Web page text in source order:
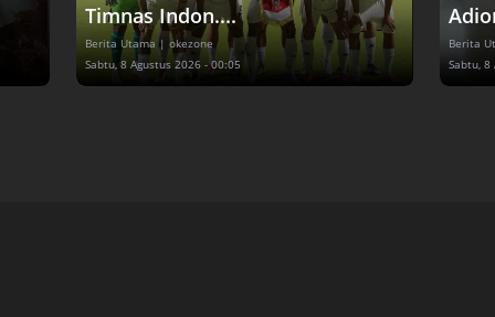
Timnas Indon....
Berita Utama | okezone
Sabtu, 8 Agustus 2026 - 00:05
Berita
Sabtu, 8